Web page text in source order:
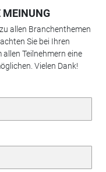
MEINUNG
allen Branchenthemen
Sie bei Ihren
Teilnehmern eine
Vielen Dank!